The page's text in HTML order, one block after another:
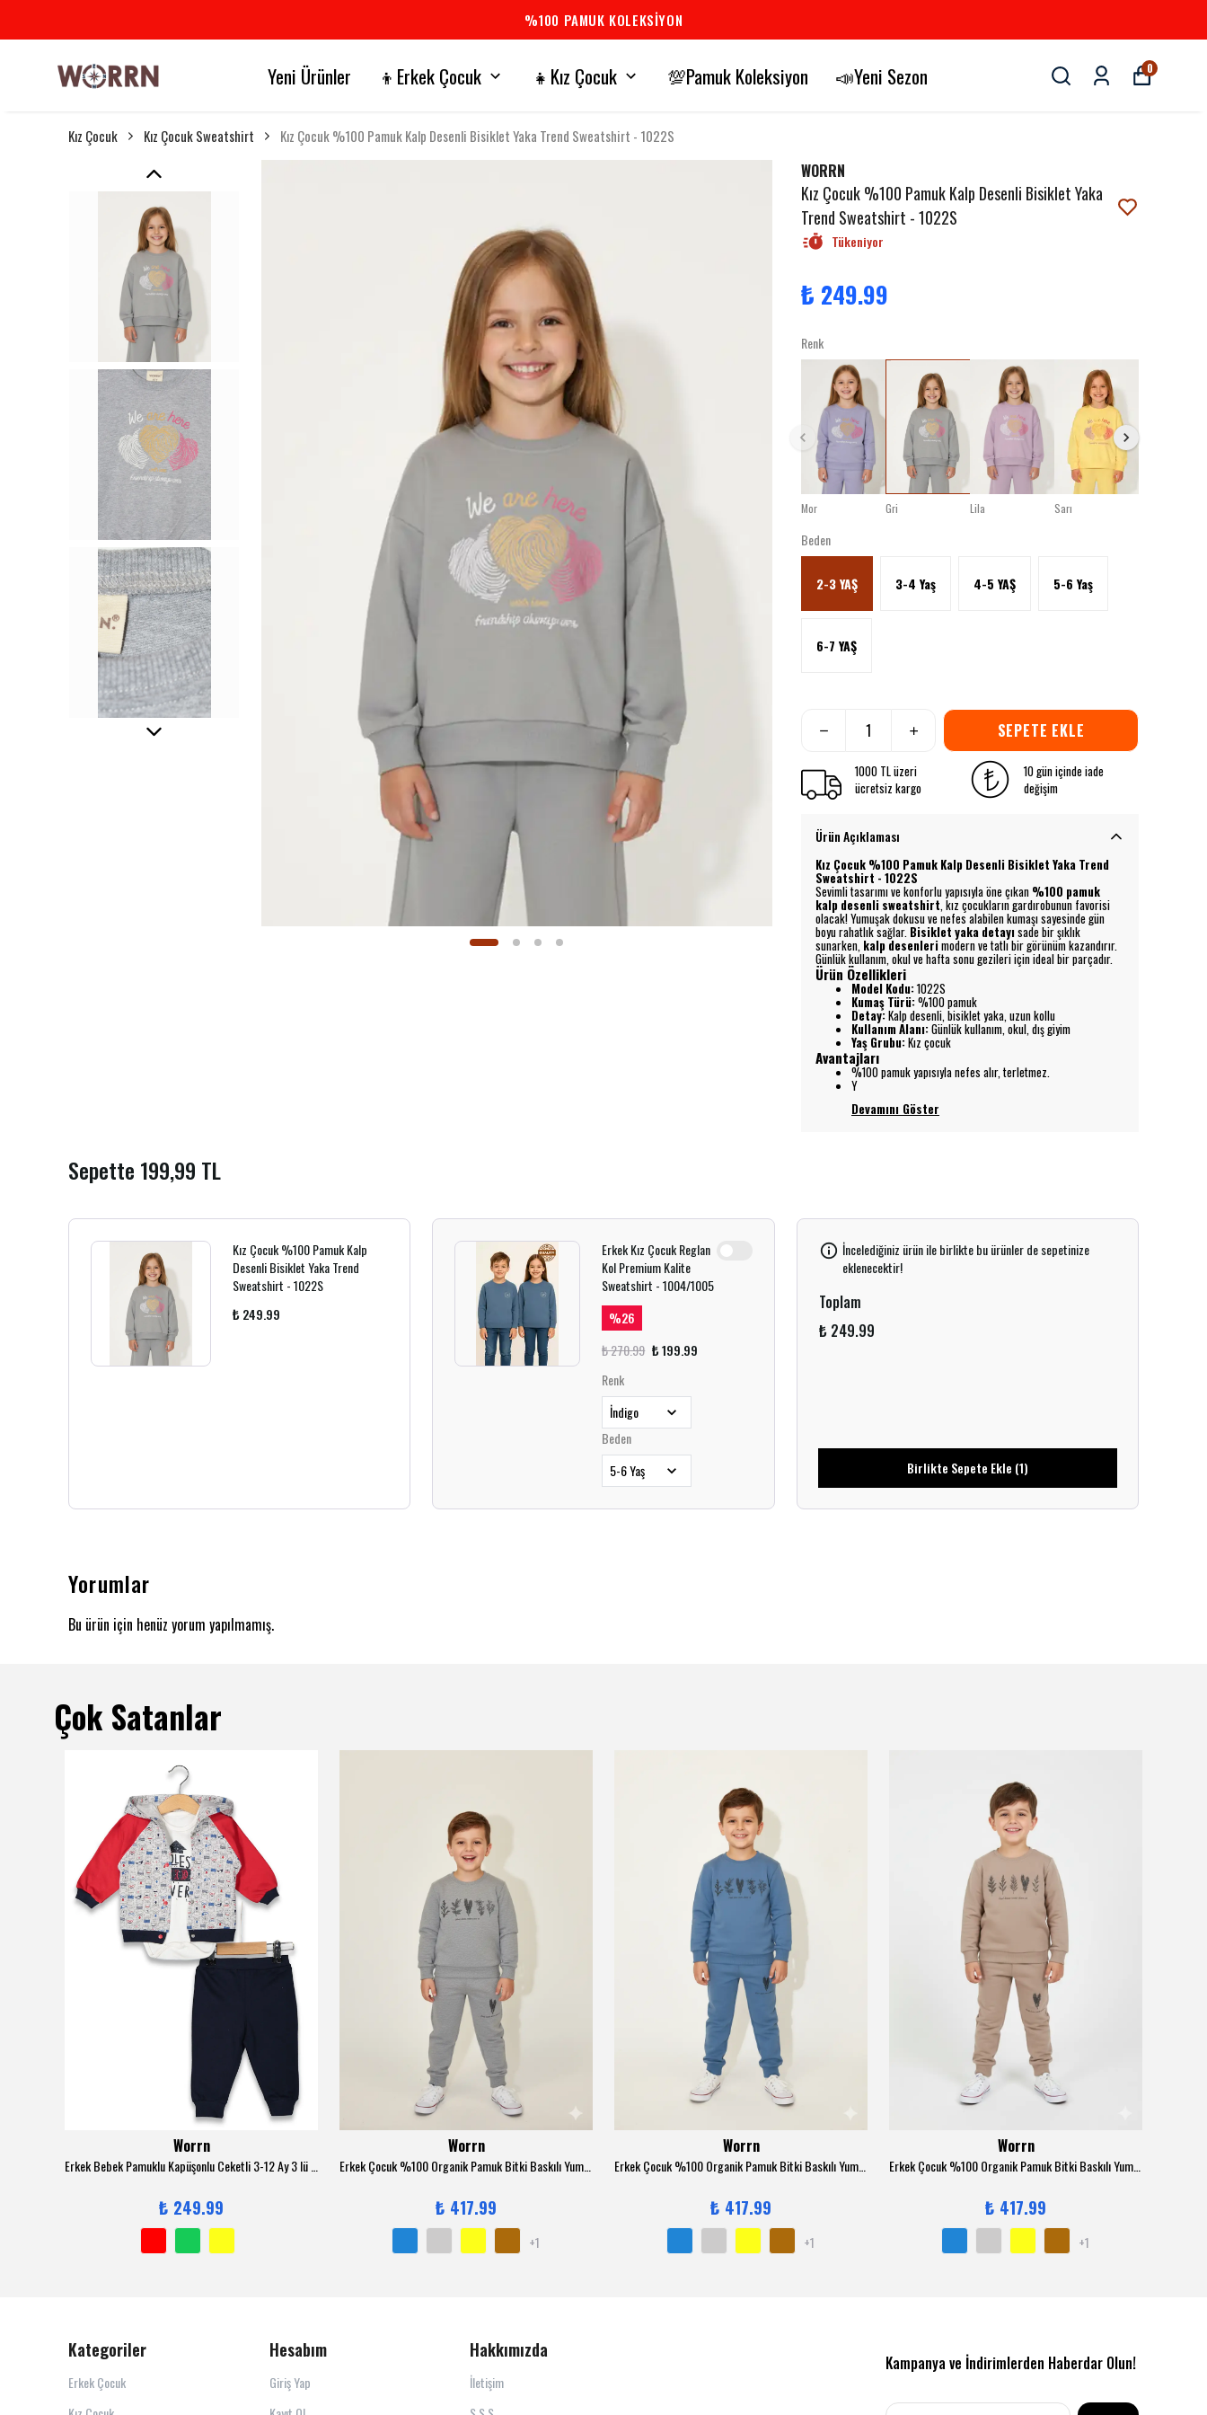
%100 PAMUK KOLEKSİYON
Yeni Ürünler 👦Erkek Çocuk 👧Kız Çocuk 💯Pamuk Koleksiyon 📣Yeni Sezon 0
Kız Çocuk Kız Çocuk Sweatshirt Kız Çocuk %100 Pamuk Kalp Desenli Bisiklet Yaka Trend Sweatshirt - 1022S
WORRN
Kız Çocuk %100 Pamuk Kalp Desenli Bisiklet Yaka
Trend Sweatshirt - 1022S
Tükeniyor
₺ 249.99
Renk
Mor Gri Lila Sarı
Beden
2-3 YAŞ 3-4 Yaş 4-5 YAŞ 5-6 Yaş
6-7 YAŞ
SEPETE EKLE
1000 TL üzeri
ücretsiz kargo
10 gün içinde iade
değişim
Ürün Açıklaması
Kız Çocuk %100 Pamuk Kalp Desenli Bisiklet Yaka Trend
Sweatshirt - 1022S
Sevimli tasarımı ve konforlu yapısıyla öne çıkan %100 pamuk
kalp desenli sweatshirt, kız çocukların gardırobunun favorisi
olacak! Yumuşak dokusu ve nefes alabilen kumaşı sayesinde gün
boyu rahatlık sağlar. Bisiklet yaka detayısade bir şıklık
sunarken, kalp desenlerimodern ve tatlı bir görünüm kazandırır.
Günlük kullanım, okul ve hafta sonu gezileri için ideal bir parçadır.
Ürün Özellikleri
Model Kodu:1022S
Kumaş Türü:%100 pamuk
Detay:Kalp desenli, bisiklet yaka, uzun kollu
Kullanım Alanı:Günlük kullanım, okul, dış giyim
Yaş Grubu:Kız çocuk
Avantajları
%100 pamuk yapısıyla nefes alır, terletmez.
Y
Devamını Göster
Sepette 199,99 TL
Kız Çocuk %100 Pamuk Kalp
Desenli Bisiklet Yaka Trend
Sweatshirt - 1022S
₺ 249.99
Erkek Kız Çocuk Reglan
Kol Premium Kalite
Sweatshirt - 1004/1005
%26
₺ 270.99 ₺ 199.99
Renk
Beden
İncelediğiniz ürün ile birlikte bu ürünler de sepetinize
eklenecektir!
Toplam
₺ 249.99
Birlikte Sepete Ekle (1)
Yorumlar
Bu ürün için henüz yorum yapılmamış.
Çok Satanlar
Worrn
₺ 249.99
Worrn
₺ 417.99
+1
Worrn
₺ 417.99
+1
Worrn
₺ 417.99
+1
Kategoriler
Erkek Çocuk
Hesabım
Giriş Yap
Hakkımızda
İletişim
Kampanya ve İndirimlerden Haberdar Olun!